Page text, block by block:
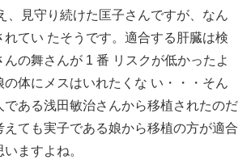
、見守り続けた匡子さんですが、なん
れてい たそうです。適合する肝臓は検
の舞さんが 1 番 リスクが低かったよ
の体にメスはいれたくな い・・・そん
である浅田敏治さんから移植されたのだ
えても実子である娘から移植の方が適合
ますよね。